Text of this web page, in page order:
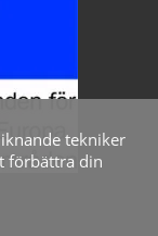
tekniker
förbättra din